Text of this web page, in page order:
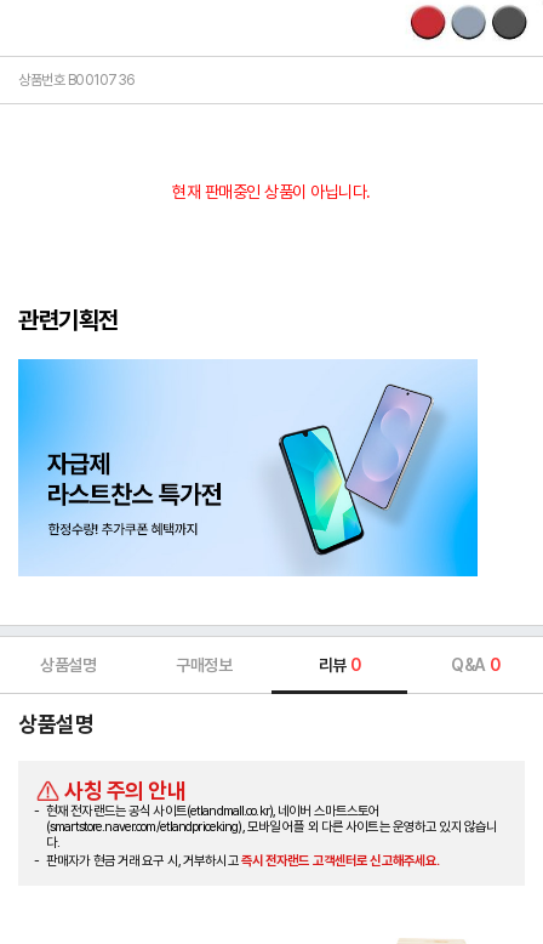
상품번호 B0010736
현재 판매중인 상품이 아닙니다.
관련기획전
상품설명 구매정보 리뷰 0 Q&A 0
상품설명
사칭 주의 안내
현재 전자랜드는 공식 사이트(etlandmall.co.kr), 네이버 스마트스토어
(smartstore.naver.com/etlandpriceking), 모바일 어플 외 다른 사이트는 운영하고 있지 않습니
다.
판매자가 현금 거래 요구 시, 거부하시고즉시 전자랜드 고객센터로 신고해주세요.